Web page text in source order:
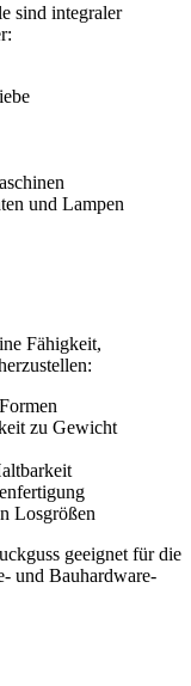
sind integraler
und Lampen
Fähigkeit,
zu Gewicht
Losgrößen
geeignet für die
und Bauhardware-